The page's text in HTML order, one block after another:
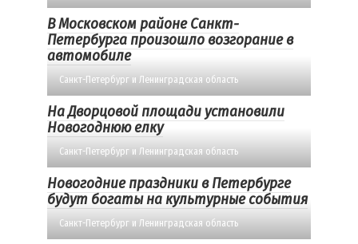
В Московском районе Санкт-
Петербурга произошло возгорание в
автомобиле
Санкт-Петербург и Ленинградская область
На Дворцовой площади установили
Новогоднюю елку
Санкт-Петербург и Ленинградская область
Новогодние праздники в Петербурге
будут богаты на культурные события
Санкт-Петербург и Ленинградская область